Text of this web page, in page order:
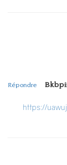
Répondre
https://